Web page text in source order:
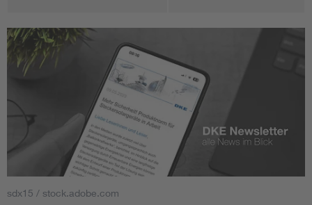
sdx15 / stock.adobe.com